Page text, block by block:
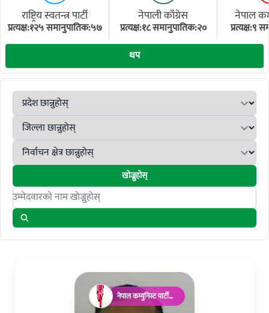
राष्ट्रिय स्वतन्त्र पार्टी
प्रत्यक्ष:१२५ समानुपातिक:५७
नेपाली काँग्रेस
प्रत्यक्ष:१८ समानुपातिक:२०
नेपाल
प्रत्यक्ष:९
थप
खोज्नुहोस्
Search candidates
नेपाल कम्युनिस्ट पार्टी
(माओवादी)